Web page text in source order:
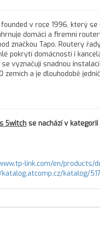
v roce 1996, který
domácí a firemní
značkou Tapo. Routery
pokrytí domácností i
vyznačují snadnou
a je dlouhodobě
Switch se nachází v kategorii
link.com/en/products/
katalog/